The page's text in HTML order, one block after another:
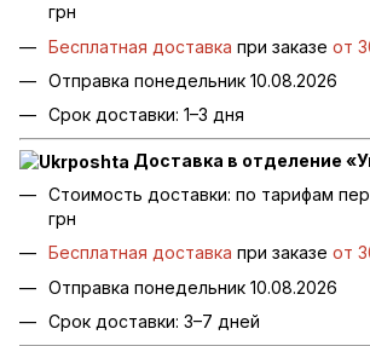
грн
Бесплатная доставка при заказе от
Отправка понедельник 10.08.2026
Срок доставки: 1–3 дня
Доставка в отделение
Стоимость доставки: по тарифам
грн
Бесплатная доставка при заказе от
Отправка понедельник 10.08.2026
Срок доставки: 3–7 дней